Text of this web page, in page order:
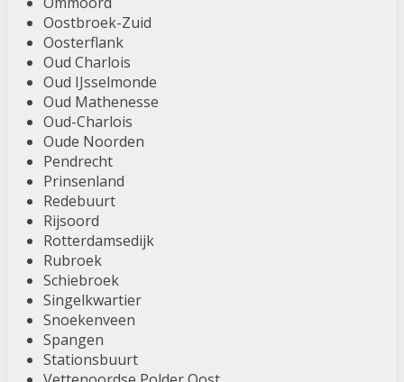
Oostbroek-Zuid
Oosterflank
Oud Charlois
Oud IJsselmonde
Oud Mathenesse
Oud-Charlois
Oude Noorden
Pendrecht
Prinsenland
Redebuurt
Rijsoord
Rotterdamsedijk
Rubroek
Schiebroek
Singelkwartier
Snoekenveen
Spangen
Stationsbuurt